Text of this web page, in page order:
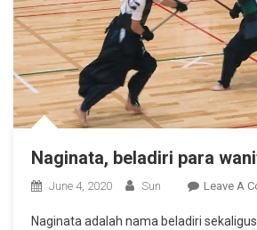
Naginata, beladiri para
June 4, 2020 Sun Leave A
Naginata adalah nama beladiri